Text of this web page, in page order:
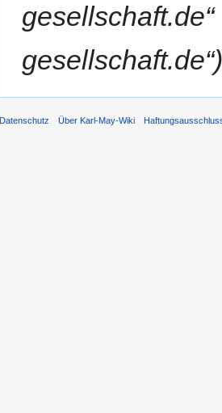
gesellschaft.de“
Datenschutz Über Karl-May-Wiki